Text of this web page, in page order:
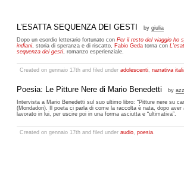
L’ESATTA SEQUENZA DEI GESTI by giulia
Dopo un esordio letterario fortunato con Per il resto del viaggio ho
indiani, storia di speranza e di riscatto, Fabio Gedatorna con
sequenza dei gesti, romanzo esperienziale.
Created on gennaio 17th and filed under adolescenti, narrativa
Poesia: Le Pitture Nere di Mario Benedetti by
Intervista a Mario Benedetti sul suo ultimo libro: “Pitture nere su
(Mondadori). Il poeta ci parla di come la raccolta è nata, dopo aver
lavorato in lui, per uscire poi in una forma asciutta e “ultimativa”.
Created on gennaio 17th and filed under audio, poesia.